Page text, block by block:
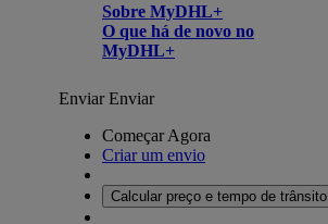
Sobre MyDHL+
O que há de novo no
MyDHL+
EnviarEnviar
Começar Agora
Criar um envio
Calcular preço e tempo de trânsito